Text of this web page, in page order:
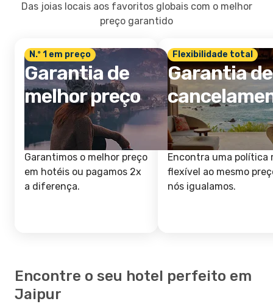
Das joias locais aos favoritos globais com o melhor
preço garantido
N.º 1 em preço
Garantia de
melhor preço
Garantimos o melhor preço
em hotéis ou pagamos 2x
a diferença.
Flexibilidade total
Garantia de
Encontra uma política
flexível ao mesmo
nós igualamos.
Encontre o seu hotel perfeito em
Jaipur